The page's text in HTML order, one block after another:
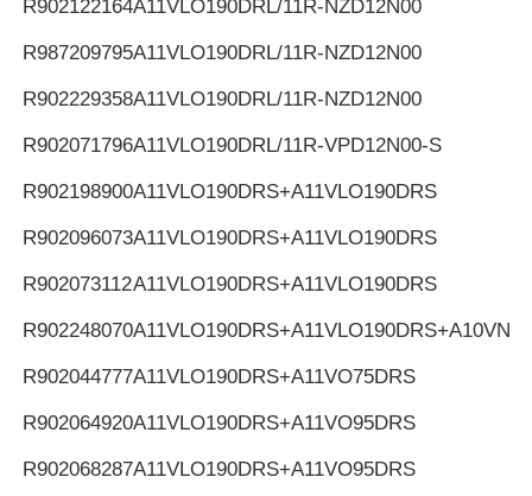
R902122164A11VLO190DRL/11R-NZD12N00
R987209795A11VLO190DRL/11R-NZD12N00
R902229358A11VLO190DRL/11R-NZD12N00
R902071796A11VLO190DRL/11R-VPD12N00-S
R902198900A11VLO190DRS+A11VLO190DRS
R902096073A11VLO190DRS+A11VLO190DRS
R902073112A11VLO190DRS+A11VLO190DRS
R902248070
R902044777A11VLO190DRS+A11VO75DRS
R902064920A11VLO190DRS+A11VO95DRS
R902068287A11VLO190DRS+A11VO95DRS